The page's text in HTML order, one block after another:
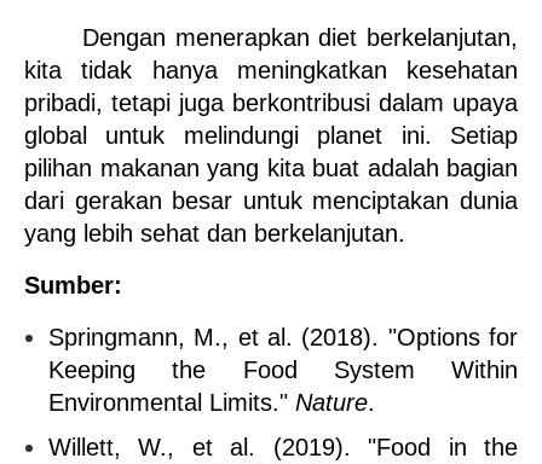
Dengan menerapkan diet berkelanjutan,
kita tidak hanya meningkatkan kesehatan
pribadi, tetapi juga berkontribusi dalam upaya
global untuk melindungi planet ini. Setiap
pilihan makanan yang kita buat adalah bagian
dari gerakan besar untuk menciptakan dunia
yang lebih sehat dan berkelanjutan.
Sumber:
Springmann, M., et al. (2018). "Options for
Keeping the Food System Within
Environmental Limits." Nature.
Willett, W., et al. (2019). "Food in the